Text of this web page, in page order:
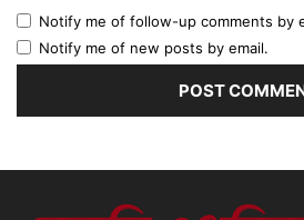
Notify me of follow-up comments by
Notify me of new posts by email.